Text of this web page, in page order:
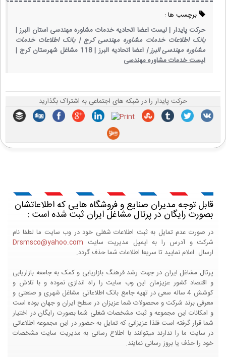
برچسب ها :
حرکت پایدار |لیست اعضا اتحادیه خدمات مشاوره مهندسی استان البرز |
بانک اطلاعات خدمات مشاوره مهندسی کرج | بانک اطلاعات خدمات
مشاوره مهندسی البرز | اعضا اتحادیه البرز | 118 مشاغل شهرستان کرج |
لیست خدمات مشاوره مهندسی
حرکت پایدار را در شبکه های اجتماعی به اشتراک بگذارید
قابل توجه مدیران صنایع و فروشگاه هایی که اطلاعاتشان
بصورت رایگان در پرتال مشاغل ایران ثبت شده است :
در صورت عدم تمایل به ثبت اطلاعات شغلی خود در وب سایت ما لطفا نام
شرکت و آدرس را به ایمیل مدیریت سایت Drsmsco@yahoo.com
ارسال اعلام نمایید تا سریعا اطلاعات شما حذف گردد.
پرتال مشاغل ایران در جهت رشد فرهنگ بازاریابی و کمک به جامعه بازاریابی
و اقتصاد کشور عزیزمان این وب سایت را راه اندازی نموده و با تلاش و
کوشش 4 ساله سعی در تهیه جامع بانک اطلاعاتی مشاغل شهری و صنعتی و
معرفی برند شرکت و محصولات شما عزیزان در سطح ایران و جهان بوده است
و امکانات این مجموعه و ثبت مشخصات شغلی شما بصورت رایگان در اختیار
شما قرار گرفته است.فلذا عزیزانی که تمایل به حضور در این مجموعه اطلاعاتی
در سایت ما را ندارند میتوانند با اطلاع رسانی به مدیریت سایت مشخصات
خود را حذف یا بروز رسانی نمایند.